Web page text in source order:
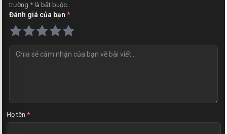
trường * là bắt buộc.
Đánh giá của bạn *
Họ tên *